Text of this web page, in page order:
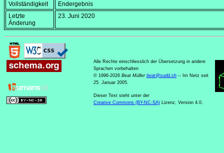
Vollständigkeit
Endergebnis
Letzte
Änderung
23. Juni 2020
Alle Rechte einschliesslich der Übersetzung in andere
Sprachen vorbehalten
© 1996-2026 Beat Müller beat@sudd.ch -- Im Netz seit
25. Januar 2005.
Dieser Text steht unter der
Creative Commons (BY-NC-SA) Lizenz, Version 4.0.